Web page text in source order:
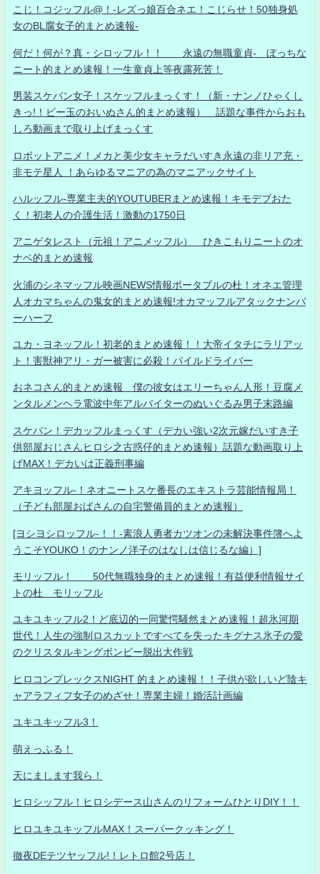
こじ！コジッフル@！-レズっ娘百合ネエ！こじらせ！50独身処
女のBL腐女子的まとめ速報-
何だ！何が？真・シロッフル！！ 永遠の無職童貞- ぼっちな
ニート的まとめ速報！一生童貞上等夜露死苦！
男装スケバン女子！スケッフルまっくす！（新・ナンノひゃくし
きっ!！ビー玉のおいぬさん的まとめ速報） 話題な事件からおも
しろ動画まで取り上げまっくす
ロボットアニメ！メカと美少女キャラだいすき永遠の非リア充・
非モテ星人 ！あらゆるマニアの為のマニアックサイト
ハルッフル-専業主夫的YOUTUBERまとめ速報！キモデブおた
く！初老人の介護生活！激動の1750日
アニゲタレスト（元祖！アニメッフル） ひきこもりニートのオ
ナベ的まとめ速報
火浦のシネマッフル映画NEWS情報ポータブルの杜！オネエ管理
人オカマちゃんの鬼女的まとめ速報!オカマッフルアタックナンバ
ーハーフ
ユカ・ヨネッフル！初老的まとめ速報！！大帝イタチにラリアッ
ト！害獣神アリ・ガー被害に必殺！パイルドライバー
おネコさん的まとめ速報 僕の彼女はエリーちゃん人形！豆腐メ
ンタルメンヘラ電波中年アルバイターのぬいぐるみ男子末路編
スケバン！デカッフルまっくす（デカい強い2次元嫁だいすき子
供部屋おじさんヒロシ之古惑仔的まとめ速報）話題な動画取り上
げMAX！デカいは正義刑事編
アキヨッフル-！ネオニートスケ番長のエキストラ芸能情報局！
（子ども部屋おばさんの自宅警備員的まとめ速報）
[ヨシヨシロッフル-！！-素浪人勇者カツオンの未解決事件簿へよ
うこそYOUKO！のナンノ洋子のはなしは信じるな編）]
モリッフル！ 50代無職独身的まとめ速報！有益便利情報サイ
トの杜 モリッフル
ユキユキッフル2！ど底辺的一同驚愕騒然まとめ速報！超氷河期
世代！人生の強制ロスカットですべてを失ったキグナス氷子の愛
のクリスタルキングボンビー脱出大作戦
ヒロコンプレックスNIGHT 的まとめ速報！！子供が欲しいど陰キ
ャアラフィフ女子のめざせ！専業主婦！婚活計画編
ユキユキッフル3！
萌えっふる！
天にまします我ら！
ヒロシッフル！ヒロシデース山さんのリフォームひとりDIY！！
ヒロユキユキッフルMAX！スーパークッキング！
徹夜DEテツヤッフル!！レトロ館2号店！